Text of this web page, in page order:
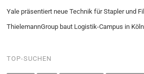
Yale präsentiert neue Technik für Stapler und
ThielemannGroup baut Logistik-Campus in Köln
TOP-SUCHEN